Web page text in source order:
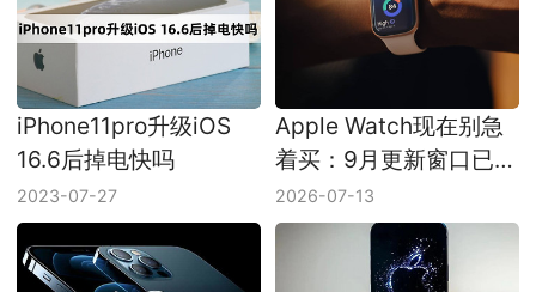
iPhone11pro升级iOS
16.6后掉电快吗
2023-07-27
Apple Watch现在别急
着买：9月更新窗口已经
压到眼前
2026-07-13